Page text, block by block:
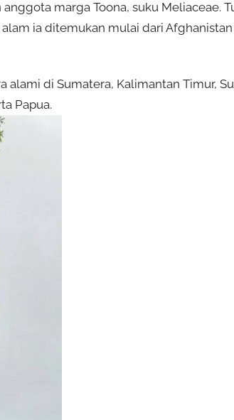
marga Toona, suku Meliaceae.
ia ditemukan mulai dari
di Sumatera, Kalimantan Timur,
Papua.